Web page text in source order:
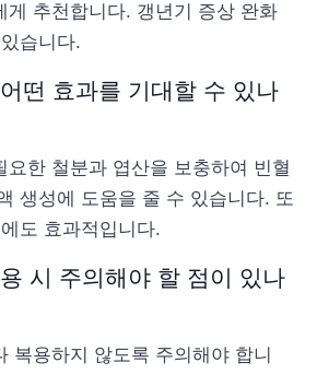
게 추천합니다. 갱년기 증상 완화
습니다.
떤 효과를 기대할 수 있나
요한 철분과 엽산을 보충하여 빈혈
생성에 도움을 줄 수 있습니다. 또
도 효과적입니다.
시 주의해야 할 점이 있나
복용하지 않도록 주의해야 합니